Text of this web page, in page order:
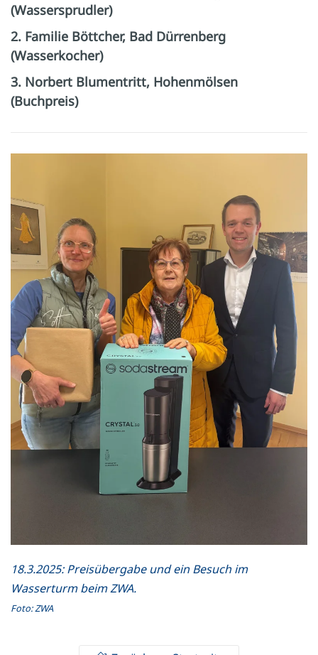
(Wassersprudler)
2. Familie Böttcher, Bad Dürrenberg
(Wasserkocher)
3. Norbert Blumentritt, Hohenmölsen
(Buchpreis)
18.3.2025: Preisübergabe und ein Besuch im
Wasserturm beim ZWA.
Foto: ZWA